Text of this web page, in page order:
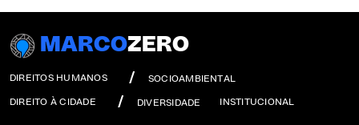
MARCOZERO
DIREITOS HUMANOS SOCIOAMBIENTAL
DIREITO À CIDADE DIVERSIDADE INSTITUCIONAL